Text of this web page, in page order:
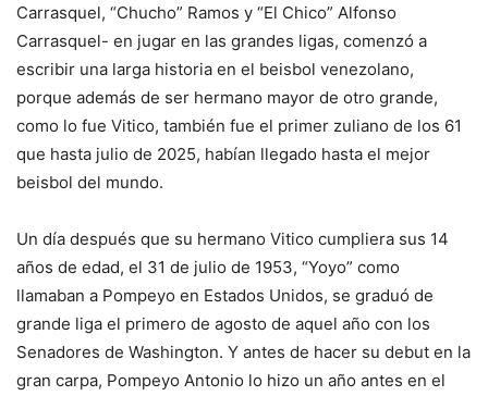
Carrasquel, “Chucho” Ramos y “El Chico” Alfonso
Carrasquel- en jugar en las grandes ligas, comenzó a
escribir una larga historia en el beisbol venezolano,
porque además de ser hermano mayor de otro grande,
como lo fue Vitico, también fue el primer zuliano de los 61
que hasta julio de 2025, habían llegado hasta el mejor
beisbol del mundo.
Un día después que su hermano Vitico cumpliera sus 14
años de edad, el 31 de julio de 1953, “Yoyo” como
llamaban a Pompeyo en Estados Unidos, se graduó de
grande liga el primero de agosto de aquel año con los
Senadores de Washington. Y antes de hacer su debut en la
gran carpa, Pompeyo Antonio lo hizo un año antes en el